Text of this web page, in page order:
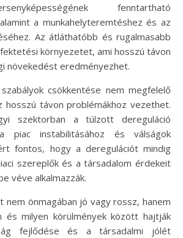
fenntartható
a munkahelyteremtéshez és az
Az átláthatóbb és rugalmasabb
környezetet, ami hosszú távon
növekedést eredményezhet.
csökkentése nem megfelelő
hosszú távon problémákhoz vezethet.
szektorban a túlzott dereguláció
piac instabilitásához és válságok
fontos, hogy a deregulációt mindig
szereplők és a társadalom érdekeit
véve alkalmazzák.
nem önmagában jó vagy rossz, hanem
és milyen körülmények között hajtják
fejlődése és a társadalmi jólét